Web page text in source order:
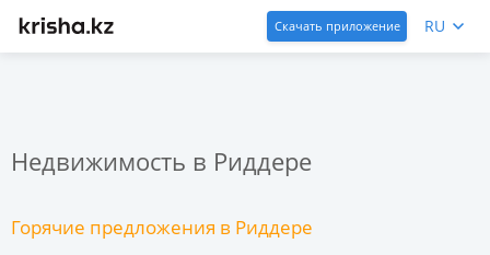
Скачать приложение RU
Недвижимость в Риддере
Горячие предложения в Риддере